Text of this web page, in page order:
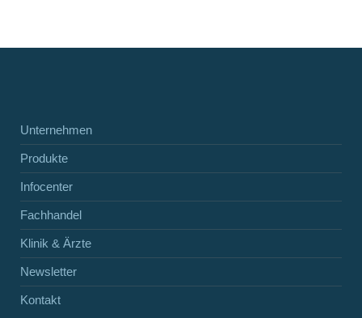
Unternehmen
Produkte
Infocenter
Fachhandel
Klinik & Ärzte
Newsletter
Kontakt